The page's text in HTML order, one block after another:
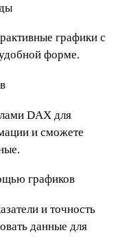
графики с
форме.
DAX для
и сможете
графиков
и точность
данные для